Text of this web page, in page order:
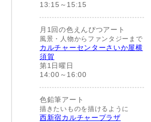
13:15～15:15
月1回の色えんぴつアート
風景・人物からファンタジーまで
カルチャーセンターさいか屋横
須賀
第1日曜日
14:00～16:00
色鉛筆アート
描きたいものを描けるように
西新宿カルチャープラザ